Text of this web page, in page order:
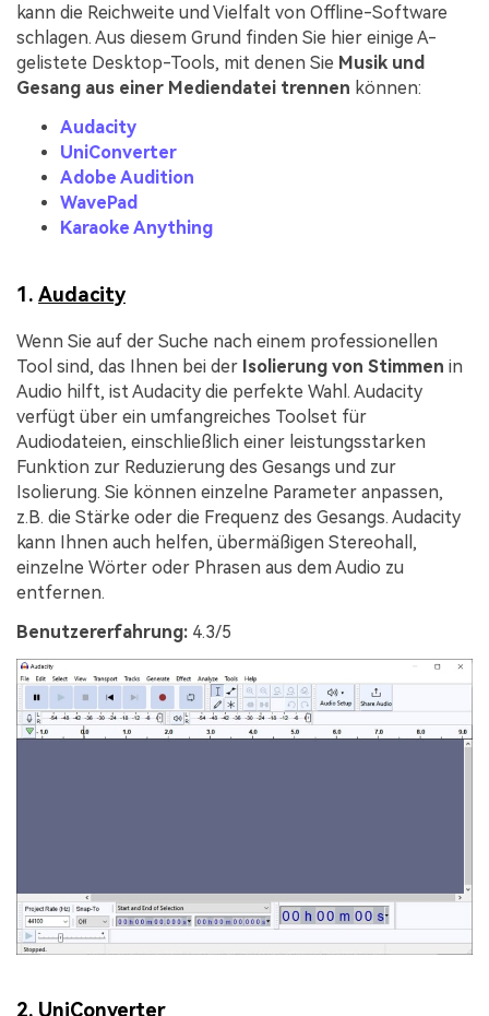
kann die Reichweite und Vielfalt von Offline-Software
schlagen. Aus diesem Grund finden Sie hier einige A-
gelistete Desktop-Tools, mit denen Sie Musik und
Gesang aus einer Mediendatei trennen können:
Audacity
UniConverter
Adobe Audition
WavePad
Karaoke Anything
1. Audacity
Wenn Sie auf der Suche nach einem professionellen
Tool sind, das Ihnen bei der Isolierung von Stimmen in
Audio hilft, ist Audacity die perfekte Wahl. Audacity
verfügt über ein umfangreiches Toolset für
Audiodateien, einschließlich einer leistungsstarken
Funktion zur Reduzierung des Gesangs und zur
Isolierung. Sie können einzelne Parameter anpassen,
z.B. die Stärke oder die Frequenz des Gesangs. Audacity
kann Ihnen auch helfen, übermäßigen Stereohall,
einzelne Wörter oder Phrasen aus dem Audio zu
entfernen.
Benutzererfahrung: 4.3/5
2. UniConverter